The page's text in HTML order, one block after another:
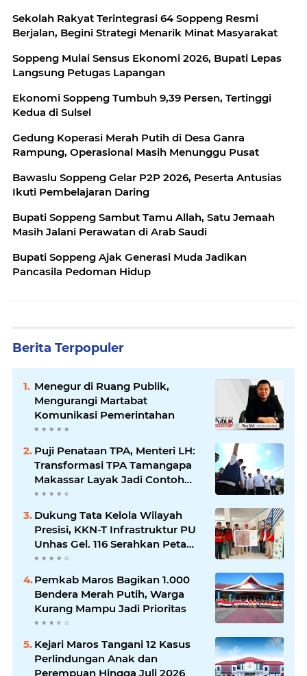
Sekolah Rakyat Terintegrasi 64 Soppeng Resmi
Berjalan, Begini Strategi Menarik Minat Masyarakat
Soppeng Mulai Sensus Ekonomi 2026, Bupati Lepas
Langsung Petugas Lapangan
Ekonomi Soppeng Tumbuh 9,39 Persen, Tertinggi
Kedua di Sulsel
Gedung Koperasi Merah Putih di Desa Ganra
Rampung, Operasional Masih Menunggu Pusat
Bawaslu Soppeng Gelar P2P 2026, Peserta Antusias
Ikuti Pembelajaran Daring
Bupati Soppeng Sambut Tamu Allah, Satu Jemaah
Masih Jalani Perawatan di Arab Saudi
Bupati Soppeng Ajak Generasi Muda Jadikan
Pancasila Pedoman Hidup
Berita Terpopuler
Menegur di Ruang Publik,
Mengurangi Martabat
Komunikasi Pemerintahan
Puji Penataan TPA, Menteri LH:
Transformasi TPA Tamangapa
Makassar Layak Jadi Contoh
Nasional
Dukung Tata Kelola Wilayah
Presisi, KKN-T Infrastruktur PU
Unhas Gel. 116 Serahkan Peta
Batas Dusun Berbasis GIS ke
Pemkab Maros Bagikan 1.000
Bendera Merah Putih, Warga
Kurang Mampu Jadi Prioritas
Kejari Maros Tangani 12 Kasus
Perlindungan Anak dan
Perempuan Hingga Juli 2026